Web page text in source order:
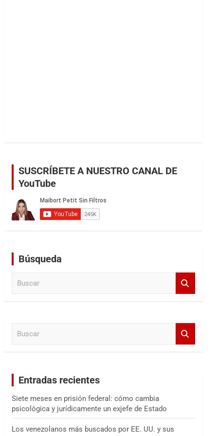
SUSCRÍBETE A NUESTRO CANAL DE
YouTube
Búsqueda
Entradas recientes
Siete meses en prisión federal: cómo cambia
psicológica y jurídicamente un exjefe de Estado
Los venezolanos más buscados por EE. UU. y sus